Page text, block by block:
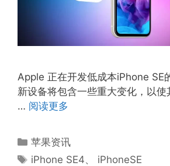
Apple 正在开发低成本iPhone SE
新设备将包含一些重大变化，以
… 阅读更多
分
类
苹果资讯
标
iPhone SE4、 iPhoneSE